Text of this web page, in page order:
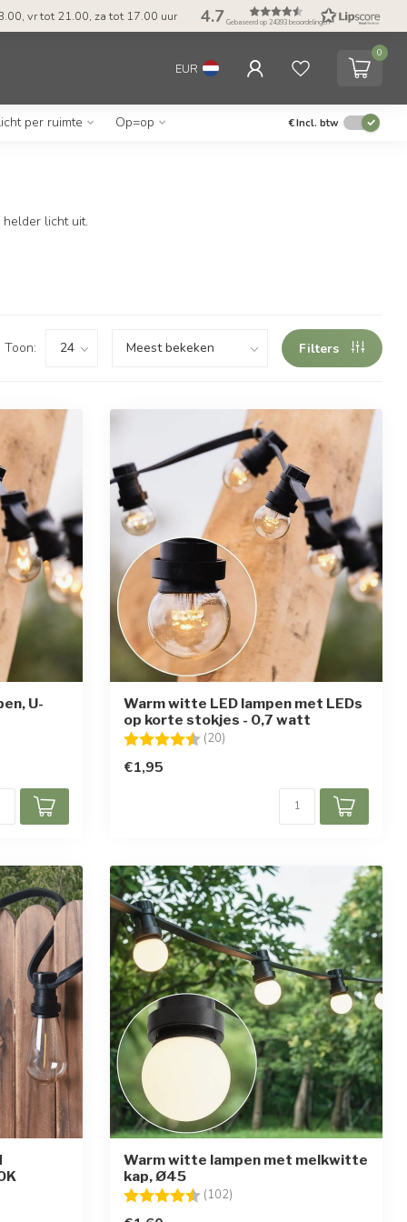
vr tot 21.00, za tot 17.00 uur 4.7 Gebaseerd op 24393 beoordelingen
EUR
0
per ruimte Op=op €Incl. btw
licht uit.
Toon: Filters
U-
Warm witte LED lampen met LEDs
op korte stokjes - 0,7 watt
Beoordeling: (20)
€1,95
Warm witte lampen met melkwitte
kap, Ø45
Beoordeling: (102)